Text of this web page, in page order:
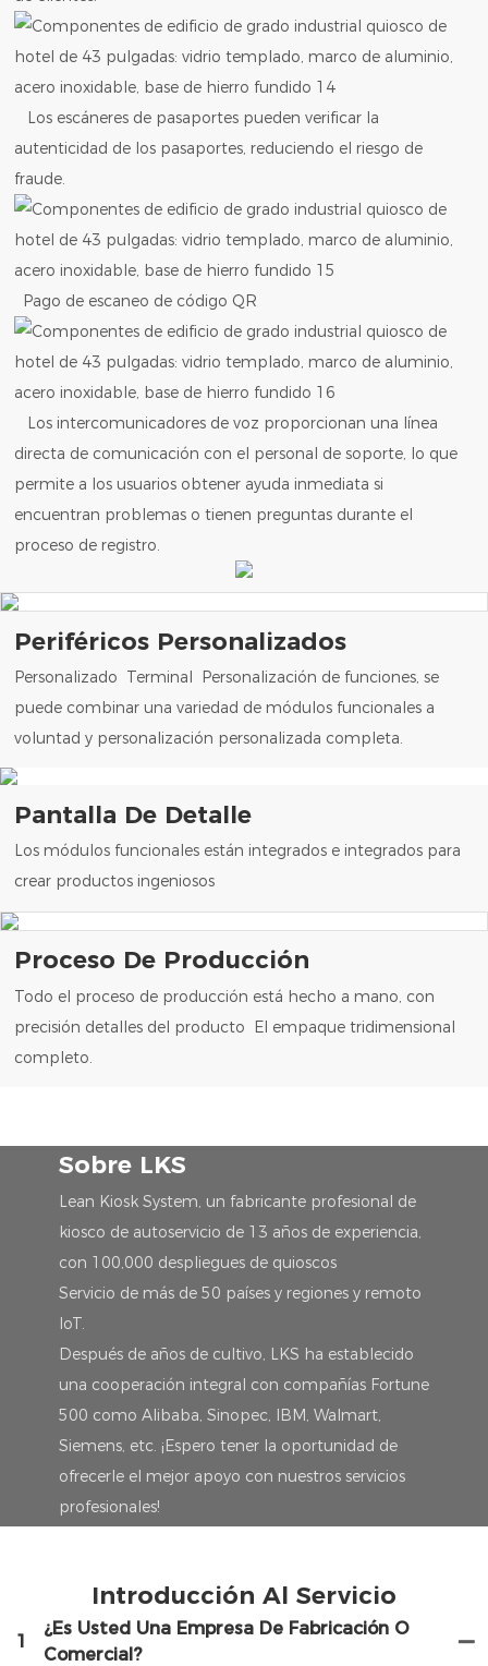
Los escáneres de pasaportes pueden verificar la
autenticidad de los pasaportes, reduciendo el riesgo de
fraude.
Pago de escaneo de código QR
Los intercomunicadores de voz proporcionan una línea
directa de comunicación con el personal de soporte, lo que
permite a los usuarios obtener ayuda inmediata si
encuentran problemas o tienen preguntas durante el
proceso de registro.
Periféricos Personalizados
Personalizado Terminal Personalización de funciones, se
puede combinar una variedad de módulos funcionales a
voluntad y personalización personalizada completa.
Pantalla De Detalle
Los módulos funcionales están integrados e integrados para
crear productos ingeniosos
Proceso De Producción
Todo el proceso de producción está hecho a mano, con
precisión detalles del producto El empaque tridimensional
completo.
Sobre LKS
Lean Kiosk System, un fabricante profesional de
kiosco de autoservicio de 13 años de experiencia,
con 100,000 despliegues de quioscos
Servicio de más de 50 países y regiones y remoto
IoT.
Después de años de cultivo, LKS ha establecido
una cooperación integral con compañías Fortune
500 como Alibaba, Sinopec, IBM, Walmart,
Siemens, etc. ¡Espero tener la oportunidad de
ofrecerle el mejor apoyo con nuestros servicios
profesionales!
Introducción Al Servicio
1
¿Es Usted Una Empresa De Fabricación O
Comercial?